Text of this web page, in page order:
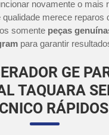
novamente o mais
qualidade merece reparos
somente peças
para garantir
GE
TAQUARA
RÁPIDOS